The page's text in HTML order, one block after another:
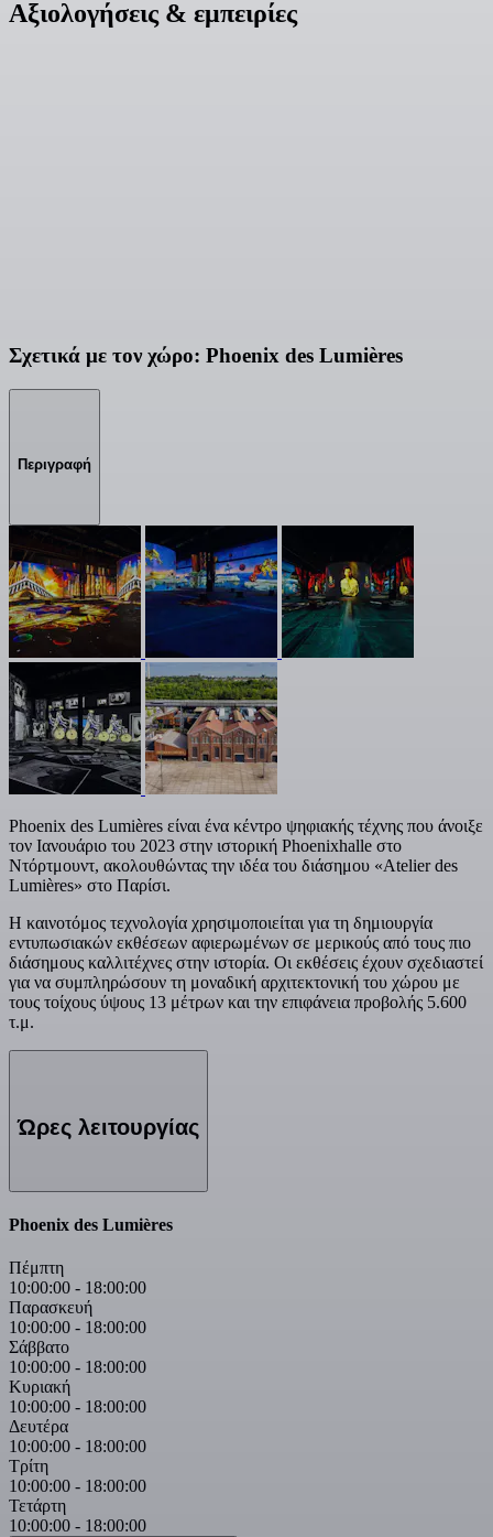
Αξιολογήσεις & εμπειρίες
Σχετικά με τον χώρο: Phoenix des Lumières
Περιγραφή
Phoenix des Lumières είναι ένα κέντρο ψηφιακής τέχνης που άνοιξε
τον Ιανουάριο του 2023 στην ιστορική Phoenixhalle στο
Ντόρτμουντ, ακολουθώντας την ιδέα του διάσημου «Atelier des
Lumières» στο Παρίσι.
Η καινοτόμος τεχνολογία χρησιμοποιείται για τη δημιουργία
εντυπωσιακών εκθέσεων αφιερωμένων σε μερικούς από τους πιο
διάσημους καλλιτέχνες στην ιστορία. Οι εκθέσεις έχουν σχεδιαστεί
για να συμπληρώσουν τη μοναδική αρχιτεκτονική του χώρου με
τους τοίχους ύψους 13 μέτρων και την επιφάνεια προβολής 5.600
τ.μ.
Ώρες λειτουργίας
Phoenix des Lumières
Πέμπτη
10:00:00 - 18:00:00
Παρασκευή
10:00:00 - 18:00:00
Σάββατο
10:00:00 - 18:00:00
Κυριακή
10:00:00 - 18:00:00
Δευτέρα
10:00:00 - 18:00:00
Τρίτη
10:00:00 - 18:00:00
Τετάρτη
10:00:00 - 18:00:00